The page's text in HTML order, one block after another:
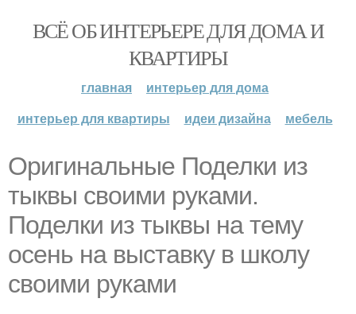
ВСЁ ОБ ИНТЕРЬЕРЕ ДЛЯ ДОМА И
КВАРТИРЫ
главная
интерьер для дома
интерьер для квартиры
идеи дизайна мебель
Оригинальные Поделки из
тыквы своими руками.
Поделки из тыквы на тему
осень на выставку в школу
своими руками